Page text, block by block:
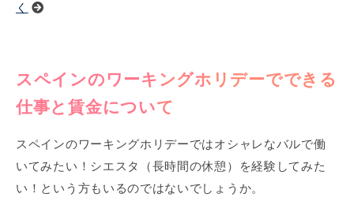
く
スペインのワーキングホリデーでできる
仕事と賃金について
スペインのワーキングホリデーではオシャレなバルで働
いてみたい！シエスタ（長時間の休憩）を経験してみた
い！という方もいるのではないでしょうか。